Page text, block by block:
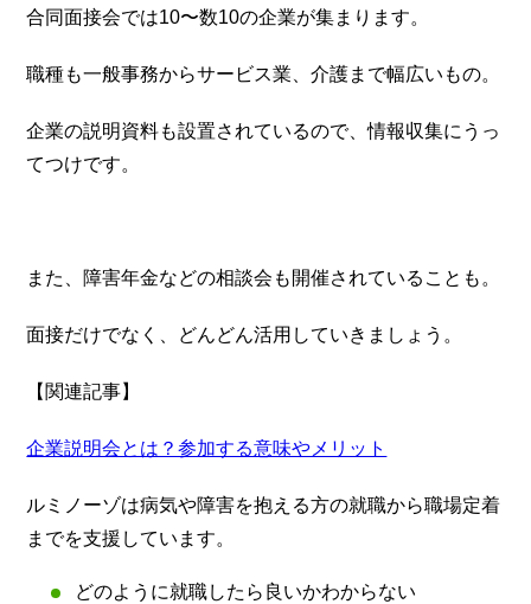
合同面接会では10〜数10の企業が集まります。
職種も一般事務からサービス業、介護まで幅広いもの。
企業の説明資料も設置されているので、情報収集にうっ
てつけです。
また、障害年金などの相談会も開催されていることも。
面接だけでなく、どんどん活用していきましょう。
【関連記事】
企業説明会とは？参加する意味やメリット
ルミノーゾは病気や障害を抱える方の就職から職場定着
までを支援しています。
どのように就職したら良いかわからない